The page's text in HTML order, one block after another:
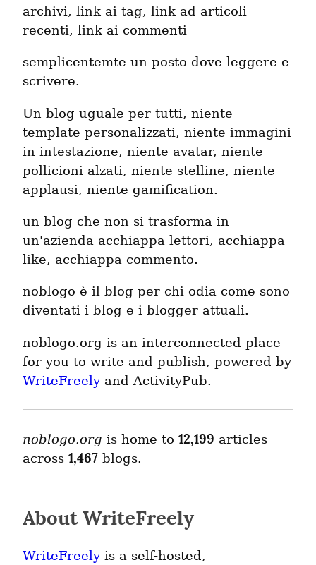
archivi, link ai tag, link ad articoli
recenti, link ai commenti
semplicentemte un posto dove leggere e
scrivere.
Un blog uguale per tutti, niente
template personalizzati, niente immagini
in intestazione, niente avatar, niente
pollicioni alzati, niente stelline, niente
applausi, niente gamification.
un blog che non si trasforma in
un'azienda acchiappa lettori, acchiappa
like, acchiappa commento.
noblogo è il blog per chi odia come sono
diventati i blog e i blogger attuali.
noblogo.org is an interconnected place
for you to write and publish, powered by
WriteFreelyand ActivityPub.
noblogo.org is home to 12,199 articles
across 1,467 blogs.
About WriteFreely
WriteFreelyis a self-hosted,